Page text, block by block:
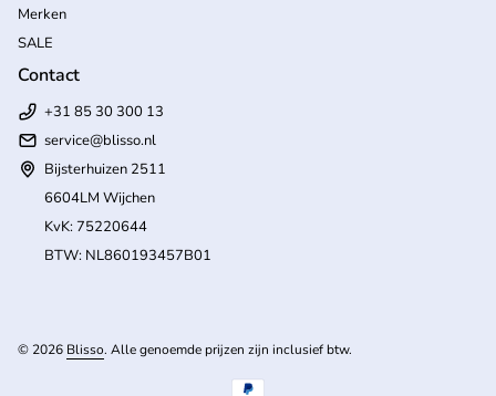
Merken
SALE
Contact
+31 85 30 300 13
service@blisso.nl
Bijsterhuizen 2511
6604LM Wijchen
KvK: 75220644
BTW: NL860193457B01
© 2026 Blisso. Alle genoemde prijzen zijn inclusief btw.
Betaalmethoden